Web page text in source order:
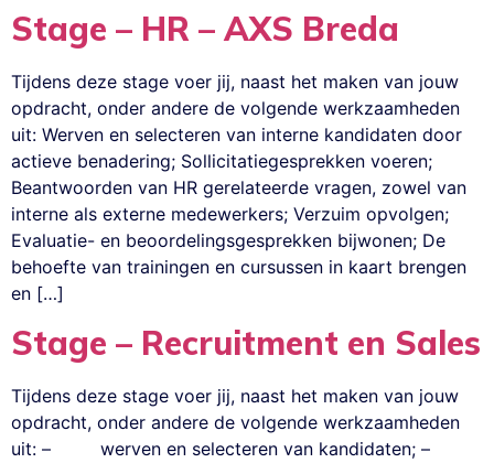
Stage – HR – AXS Breda
Tijdens deze stage voer jij, naast het maken van jouw
opdracht, onder andere de volgende werkzaamheden
uit: Werven en selecteren van interne kandidaten door
actieve benadering; Sollicitatiegesprekken voeren;
Beantwoorden van HR gerelateerde vragen, zowel van
interne als externe medewerkers; Verzuim opvolgen;
Evaluatie- en beoordelingsgesprekken bijwonen; De
behoefte van trainingen en cursussen in kaart brengen
en […]
Stage – Recruitment en Sales
Tijdens deze stage voer jij, naast het maken van jouw
opdracht, onder andere de volgende werkzaamheden
uit: – werven en selecteren van kandidaten; –